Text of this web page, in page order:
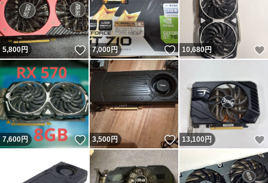
5,800円 いいね！
7,000 円 いいね！
10,680円
7,600円 いいね！
3,500円 いいね！
13,100円